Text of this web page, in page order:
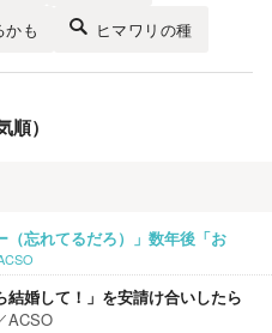
も ヒマワリの種
）
（忘れてるだろ）」数年後「お
婚して！」を安請け合いしたら
ACSO